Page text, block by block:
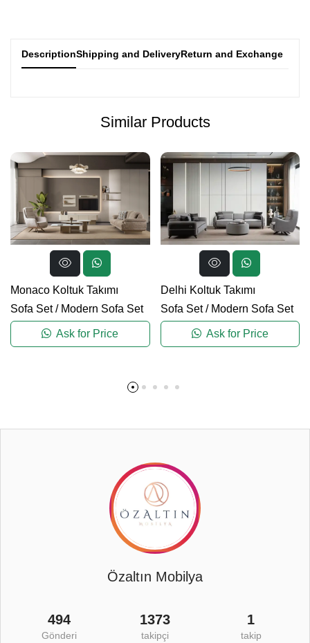
DescriptionShipping and DeliveryReturn and Exchange
Similar Products
Monaco Koltuk Takımı
Sofa Set/ Modern Sofa Set
Ask for Price
Delhi Koltuk Takımı
Sofa Set/ Modern Sofa Set
Ask for Price
Özaltın Mobilya
494
Gönderi
1373
takipçi
1
takip